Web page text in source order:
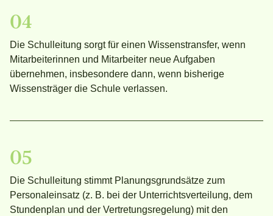
04
Die Schulleitung sorgt für einen Wissenstransfer, wenn
Mitarbeiterinnen und Mitarbeiter neue Aufgaben
übernehmen, insbesondere dann, wenn bisherige
Wissensträger die Schule verlassen.
05
Die Schulleitung stimmt Planungsgrundsätze zum
Personaleinsatz (z. B. bei der Unterrichtsverteilung, dem
Stundenplan und der Vertretungsregelung) mit den